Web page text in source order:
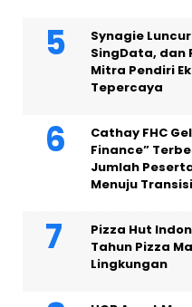
Synagie
SingData, dan
Mitra Pendiri
Tepercaya
Cathay FHC
Finance”
Jumlah
Menuju
Pizza Hut
Tahun Pizza
Lingkungan